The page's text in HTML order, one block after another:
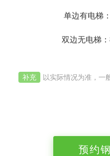
单边有电梯
双边无电梯
补充 以实际情况为准，一
预约